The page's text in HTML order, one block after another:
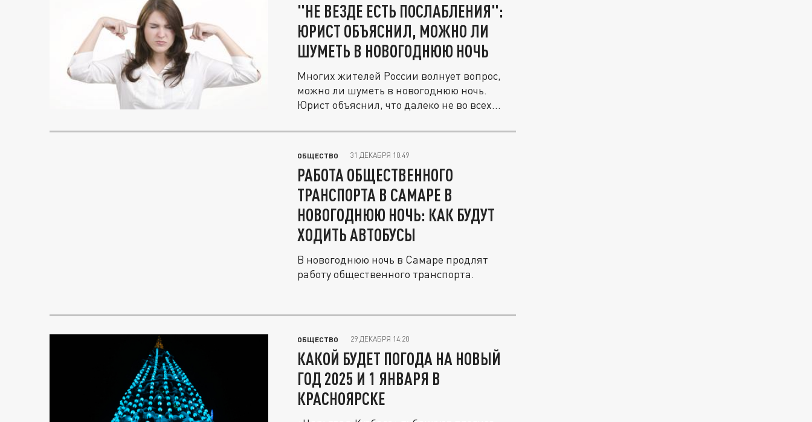
"НЕ ВЕЗДЕ ЕСТЬ ПОСЛАБЛЕНИЯ":
ЮРИСТ ОБЪЯСНИЛ, МОЖНО ЛИ
ШУМЕТЬ В НОВОГОДНЮЮ НОЧЬ
Многих жителей России волнует вопрос,
можно ли шуметь в новогоднюю ночь.
Юрист объяснил, что далеко не во всех...
ОБЩЕСТВО 31 ДЕКАБРЯ 10:49
РАБОТА ОБЩЕСТВЕННОГО
ТРАНСПОРТА В САМАРЕ В
НОВОГОДНЮЮ НОЧЬ: КАК БУДУТ
ХОДИТЬ АВТОБУСЫ
В новогоднюю ночь в Самаре продлят
работу общественного транспорта.
ОБЩЕСТВО 29 ДЕКАБРЯ 14:20
КАКОЙ БУДЕТ ПОГОДА НА НОВЫЙ
ГОД 2025 И 1 ЯНВАРЯ В
КРАСНОЯРСКЕ